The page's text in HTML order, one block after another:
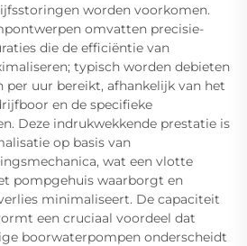
worden voorkomen.
omvatten precisie-
die de efficiëntie van
typisch worden debieten
per uur bereikt, afhankelijk van het
en de specifieke
Deze indrukwekkende prestatie is
op basis van
wat een vlotte
pompgehuis waarborgt en
minimaliseert. De capaciteit
een cruciaal voordeel dat
boorwaterpompen onderscheidt